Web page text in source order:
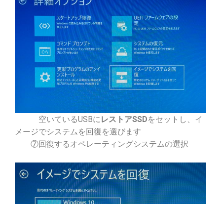
空いているUSBにレストアSSDをセットし、イ
メージでシステムを回復を選びます
⑦回復するオペレーティングシステムの選択